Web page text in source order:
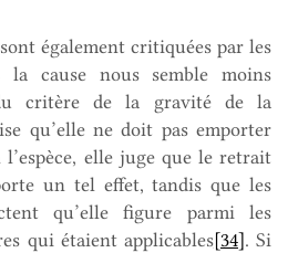
également critiquées par les
la cause nous semble moins
critère de la gravité de la
qu’elle ne doit pas emporter
l’espèce, elle juge que le retrait
un tel effet, tandis que les
qu’elle figure parmi les
qui étaient applicables[34]. Si